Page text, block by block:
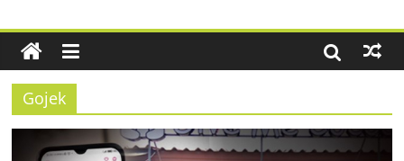
ข้อมูล
ธุรกิจ
SME
Gojek